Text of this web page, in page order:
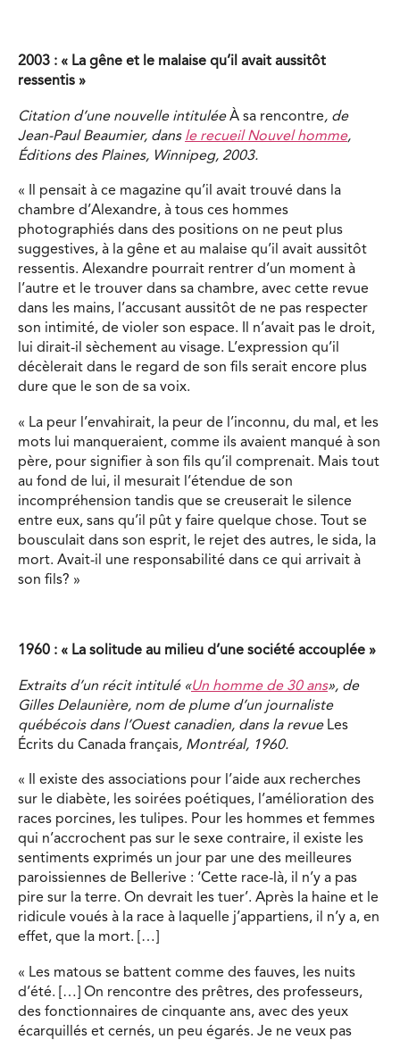
2003 : « La gêne et le malaise qu’il avait aussitôt
ressentis »
Citation d’une nouvelle intituléeÀ sa rencontre, de
Jean-Paul Beaumier, dans le recueil Nouvel homme,
Éditions des Plaines, Winnipeg, 2003.
« Il pensait à ce magazine qu’il avait trouvé dans la
chambre d’Alexandre, à tous ces hommes
photographiés dans des positions on ne peut plus
suggestives, à la gêne et au malaise qu’il avait aussitôt
ressentis. Alexandre pourrait rentrer d’un moment à
l’autre et le trouver dans sa chambre, avec cette revue
dans les mains, l’accusant aussitôt de ne pas respecter
son intimité, de violer son espace. Il n’avait pas le droit,
lui dirait-il sèchement au visage. L’expression qu’il
décèlerait dans le regard de son fils serait encore plus
dure que le son de sa voix.
« La peur l’envahirait, la peur de l’inconnu, du mal, et les
mots lui manqueraient, comme ils avaient manqué à son
père, pour signifier à son fils qu’il comprenait. Mais tout
au fond de lui, il mesurait l’étendue de son
incompréhension tandis que se creuserait le silence
entre eux, sans qu’il pût y faire quelque chose. Tout se
bousculait dans son esprit, le rejet des autres, le sida, la
mort. Avait-il une responsabilité dans ce qui arrivait à
son fils? »
1960 : « La solitude au milieu d’une société accouplée »
Extraits d’un récit intitulé «Un homme de 30 ans», de
Gilles Delaunière, nom de plume d’un journaliste
québécois dans l’Ouest canadien, dans la revue Les
Écrits du Canada français, Montréal, 1960.
« Il existe des associations pour l’aide aux recherches
sur le diabète, les soirées poétiques, l’amélioration des
races porcines, les tulipes. Pour les hommes et femmes
qui n’accrochent pas sur le sexe contraire, il existe les
sentiments exprimés un jour par une des meilleures
paroissiennes de Bellerive : ‘Cette race-là, il n’y a pas
pire sur la terre. On devrait les tuer’. Après la haine et le
ridicule voués à la race à laquelle j’appartiens, il n’y a, en
effet, que la mort. […]
« Les matous se battent comme des fauves, les nuits
d’été. […] On rencontre des prêtres, des professeurs,
des fonctionnaires de cinquante ans, avec des yeux
écarquillés et cernés, un peu égarés. Je ne veux pas